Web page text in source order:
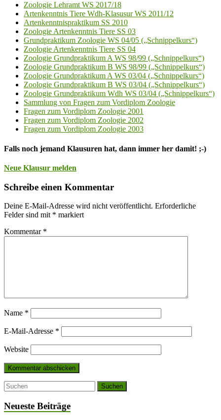
Zoologie Lehramt WS 2017/18
Artenkenntnis Tiere Wdh-Klasusur WS 2011/12
Artenkenntnispraktikum SS 2010
Zoologie Artenkenntnis Tiere SS 03
Grundpraktikum Zoologie WS 04/05 („Schnippelkurs“)
Zoologie Artenkenntnis Tiere SS 04
Zoologie Grundpraktikum A WS 98/99 („Schnippelkurs“)
Zoologie Grundpraktikum B WS 98/99 („Schnippelkurs“)
Zoologie Grundpraktikum A WS 03/04 („Schnippelkurs“)
Zoologie Grundpraktikum B WS 03/04 („Schnippelkurs“)
Zoologie Grundpraktikum Wdh WS 03/04 („Schnippelkurs“)
Sammlung von Fragen zum Vordiplom Zoologie
Fragen zum Vordiplom Zoologie 2001
Fragen zum Vordiplom Zoologie 2002
Fragen zum Vordiplom Zoologie 2003
Falls noch jemand Klausuren hat, dann immer her damit! ;-)
Neue Klausur melden
Schreibe einen Kommentar
Deine E-Mail-Adresse wird nicht veröffentlicht. Erforderliche
Felder sind mit * markiert
Kommentar *
Name *
E-Mail-Adresse *
Website
Neueste Beiträge